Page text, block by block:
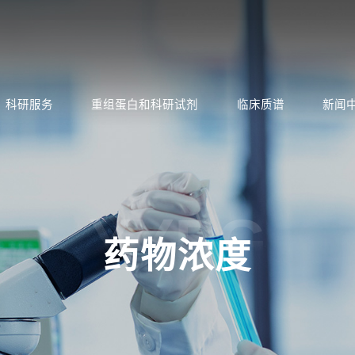
科研服务 重组蛋白和科研试剂 临床质谱 新闻
YYPG
药物浓度